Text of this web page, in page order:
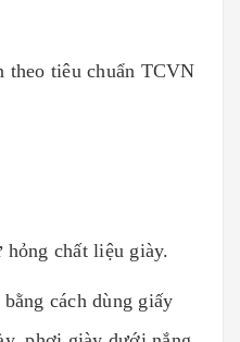
theo tiêu chuẩn TCVN
hỏng chất liệu giày.
cách dùng giấy